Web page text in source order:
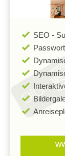
SEO -